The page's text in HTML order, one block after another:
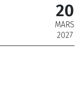
20
MARS
2027